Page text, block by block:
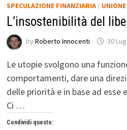
SPECULAZIONE FINANZIARIA/
L’insostenibilità del
by Roberto Innocenti 30
Le utopie svolgono una
comportamenti, dare una
delle priorità e in base ad
Ci …
Condividi questo: